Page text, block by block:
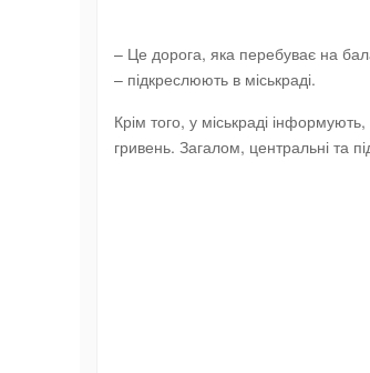
– Це дорога, яка перебуває на
– підкреслюють в міськраді.
Крім того, у міськраді
гривень. Загалом, центральні та